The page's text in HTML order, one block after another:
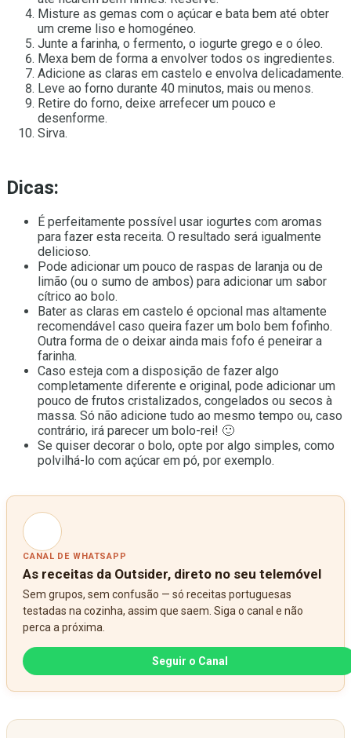
Misture as gemas com o açúcar e bata bem até obter
um creme liso e homogéneo.
Junte a farinha, o fermento, o iogurte grego e o óleo.
Mexa bem de forma a envolver todos os ingredientes.
Adicione as claras em castelo e envolva delicadamente.
Leve ao forno durante 40 minutos, mais ou menos.
Retire do forno, deixe arrefecer um pouco e
desenforme.
Sirva.
Dicas:
É perfeitamente possível usar iogurtes com aromas
para fazer esta receita. O resultado será igualmente
delicioso.
Pode adicionar um pouco de raspas de laranja ou de
limão (ou o sumo de ambos) para adicionar um sabor
cítrico ao bolo.
Bater as claras em castelo é opcional mas altamente
recomendável caso queira fazer um bolo bem fofinho.
Outra forma de o deixar ainda mais fofo é peneirar a
farinha.
Caso esteja com a disposição de fazer algo
completamente diferente e original, pode adicionar um
pouco de frutos cristalizados, congelados ou secos à
massa. Só não adicione tudo ao mesmo tempo ou, caso
contrário, irá parecer um bolo-rei! 🙂
Se quiser decorar o bolo, opte por algo simples, como
polvilhá-lo com açúcar em pó, por exemplo.
CANAL DE WHATSAPP
As receitas da Outsider, direto no seu telemóvel
Sem grupos, sem confusão — só receitas portuguesas
testadas na cozinha, assim que saem. Siga o canal e não
perca a próxima.
Seguir o Canal